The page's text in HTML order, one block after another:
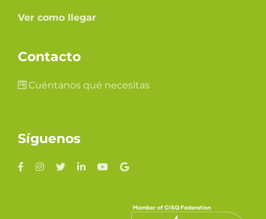
Ver como llegar
Contacto
Cuéntanos qué necesitas
Síguenos